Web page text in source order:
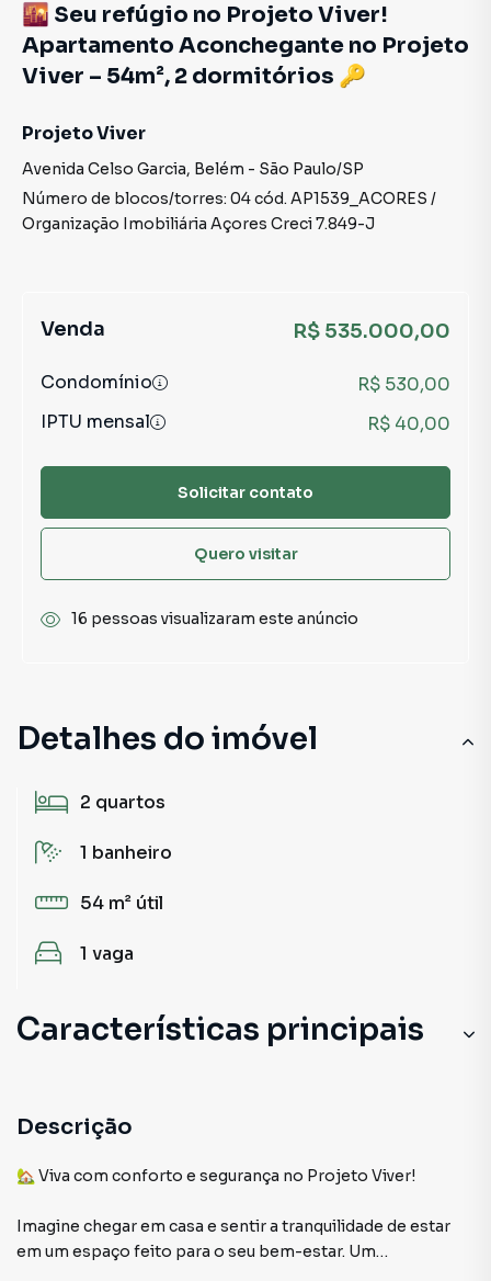
Detalhes do imóvel
2 quartos
1 banheiro
54 m² útil
1 vaga
Características principais
Descrição
🏡 Viva com conforto e segurança no Projeto Viver!
Imagine chegar em casa e sentir a tranquilidade de estar
em um espaço feito para o seu bem-estar. Um
🌇 Seu refúgio no Projeto Viver!
Apartamento Aconchegante no Projeto
Viver – 54m², 2 dormitórios 🔑
Projeto Viver
Avenida Celso Garcia, Belém - São Paulo/SP
Número de blocos/torres: 04cód. AP1539_ACORES /
Organização Imobiliária Açores Creci7.849-J
Venda R$ 535.000,00
Condomínio
R$ 530,00
IPTU mensal
R$ 40,00
Solicitar contato
Quero visitar
16 pessoas visualizaram este anúncio